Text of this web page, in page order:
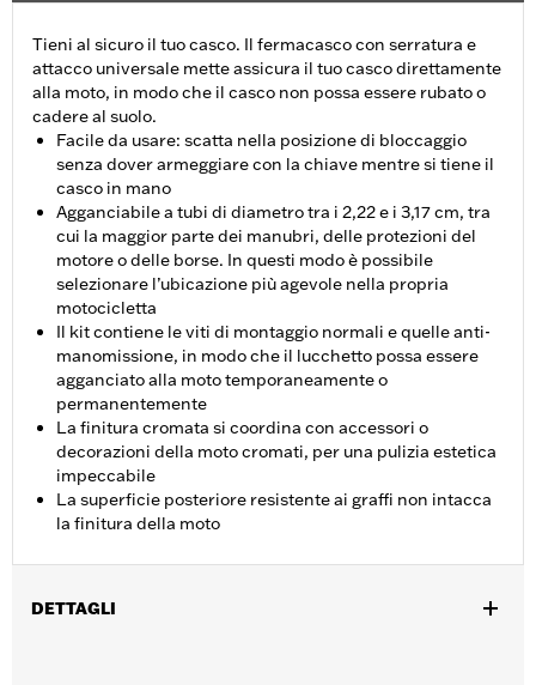
Tieni al sicuro il tuo casco. Il fermacasco con serratura e
attacco universale mette assicura il tuo casco direttamente
alla moto, in modo che il casco non possa essere rubato o
cadere al suolo.
Facile da usare: scatta nella posizione di bloccaggio
senza dover armeggiare con la chiave mentre si tiene il
casco in mano
Agganciabile a tubi di diametro tra i 2,22 e i 3,17 cm, tra
cui la maggior parte dei manubri, delle protezioni del
motore o delle borse. In questi modo è possibile
selezionare l’ubicazione più agevole nella propria
motocicletta
Il kit contiene le viti di montaggio normali e quelle anti-
manomissione, in modo che il lucchetto possa essere
agganciato alla moto temporaneamente o
permanentemente
La finitura cromata si coordina con accessori o
decorazioni della moto cromati, per una pulizia estetica
impeccabile
La superficie posteriore resistente ai graffi non intacca
la finitura della moto
DETTAGLI